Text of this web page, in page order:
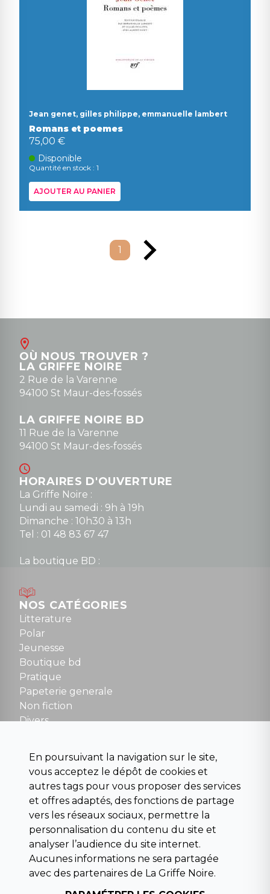
Jean genet, gilles philippe, emmanuelle lambert
Romans et poemes
75,00 €
Disponible
Quantité en stock : 1
AJOUTER AU PANIER
1
OÙ NOUS TROUVER ?
LA GRIFFE NOIRE
2 Rue de la Varenne
94100 St Maur-des-fossés
LA GRIFFE NOIRE BD
11 Rue de la Varenne
94100 St Maur-des-fossés
HORAIRES D'OUVERTURE
La Griffe Noire :
Lundi au samedi : 9h à 19h
Dimanche : 10h30 à 13h
Tel : 01 48 83 67 47
La boutique BD :
Mardi au samedi : 10h à 13h / 14h à 19h
Dimanche : 10h30 à 12h30
Tel : 01 48 89 13 88
Fermé le dimanche en Juillet et Août
NOUS CONTACTER
contact@la-griffe-noire.com
NOS CATÉGORIES
Litterature
Polar
Jeunesse
Boutique bd
Pratique
Papeterie generale
Non fiction
Divers
Para scolaire
Histoire
Pochoteque
Pleiade
INFORMATIONS
Droit de rétractation
En poursuivant la navigation sur le site,
vous acceptez le dépôt de cookies et
autres tags pour vous proposer des services
et offres adaptés, des fonctions de partage
vers les réseaux sociaux, permettre la
personnalisation du contenu du site et
analyser l’audience du site internet.
Aucunes informations ne sera partagée
avec des partenaires de La Griffe Noire.